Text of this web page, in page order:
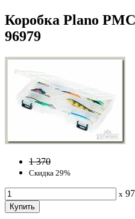
Коробка Plano
96979
1 370
Скидка 29%
x